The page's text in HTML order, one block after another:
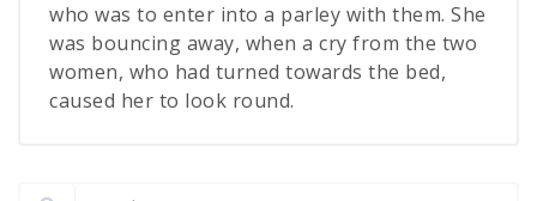
who was to enter into a parley with them. She
was bouncing away, when a cry from the two
women, who had turned towards the bed,
caused her to look round.